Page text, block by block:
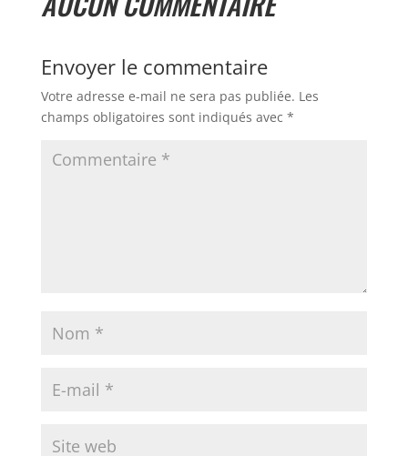
Envoyer le commentaire
Votre adresse e-mail ne sera pas publiée. Les
champs obligatoires sont indiqués avec *